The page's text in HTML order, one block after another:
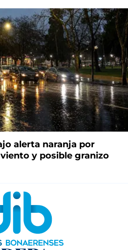
alerta naranja por
y posible granizo